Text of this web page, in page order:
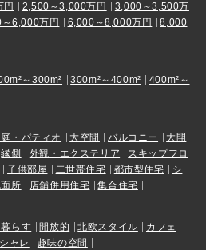
円 2,500～3,000万円
3,000～3,500万
6,000万円 6,000～8,000万円
8,000
～300m² 300m²～400m²
400m²～
・パティオ 大空間 バルコニー
大開
縁側 外観・エクステリア
スキップフロ
子供部屋 二世帯住宅 都市型住宅
シ
所 店舗併用住宅
集合住宅
らす 開放的 北欧スタイル
カフェ
ャレ 趣味の空間